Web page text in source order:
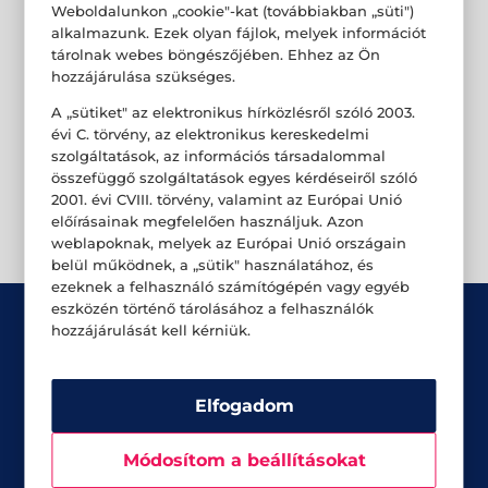
Üzletek
Akciók
Weboldalunkon „cookie"-kat (továbbiakban „süti")
alkalmazunk. Ezek olyan fájlok, melyek információt
tárolnak webes böngészőjében. Ehhez az Ön
hozzájárulása szükséges.
A „sütiket" az elektronikus hírközlésről szóló 2003.
évi C. törvény, az elektronikus kereskedelmi
szolgáltatások, az információs társadalommal
összefüggő szolgáltatások egyes kérdéseiről szóló
2001. évi CVIII. törvény, valamint az Európai Unió
előírásainak megfelelően használjuk. Azon
weblapoknak, melyek az Európai Unió országain
belül működnek, a „sütik" használatához, és
ezeknek a felhasználó számítógépén vagy egyéb
eszközén történő tárolásához a felhasználók
hozzájárulását kell kérniük.
Elfogadom
Módosítom a beállításokat